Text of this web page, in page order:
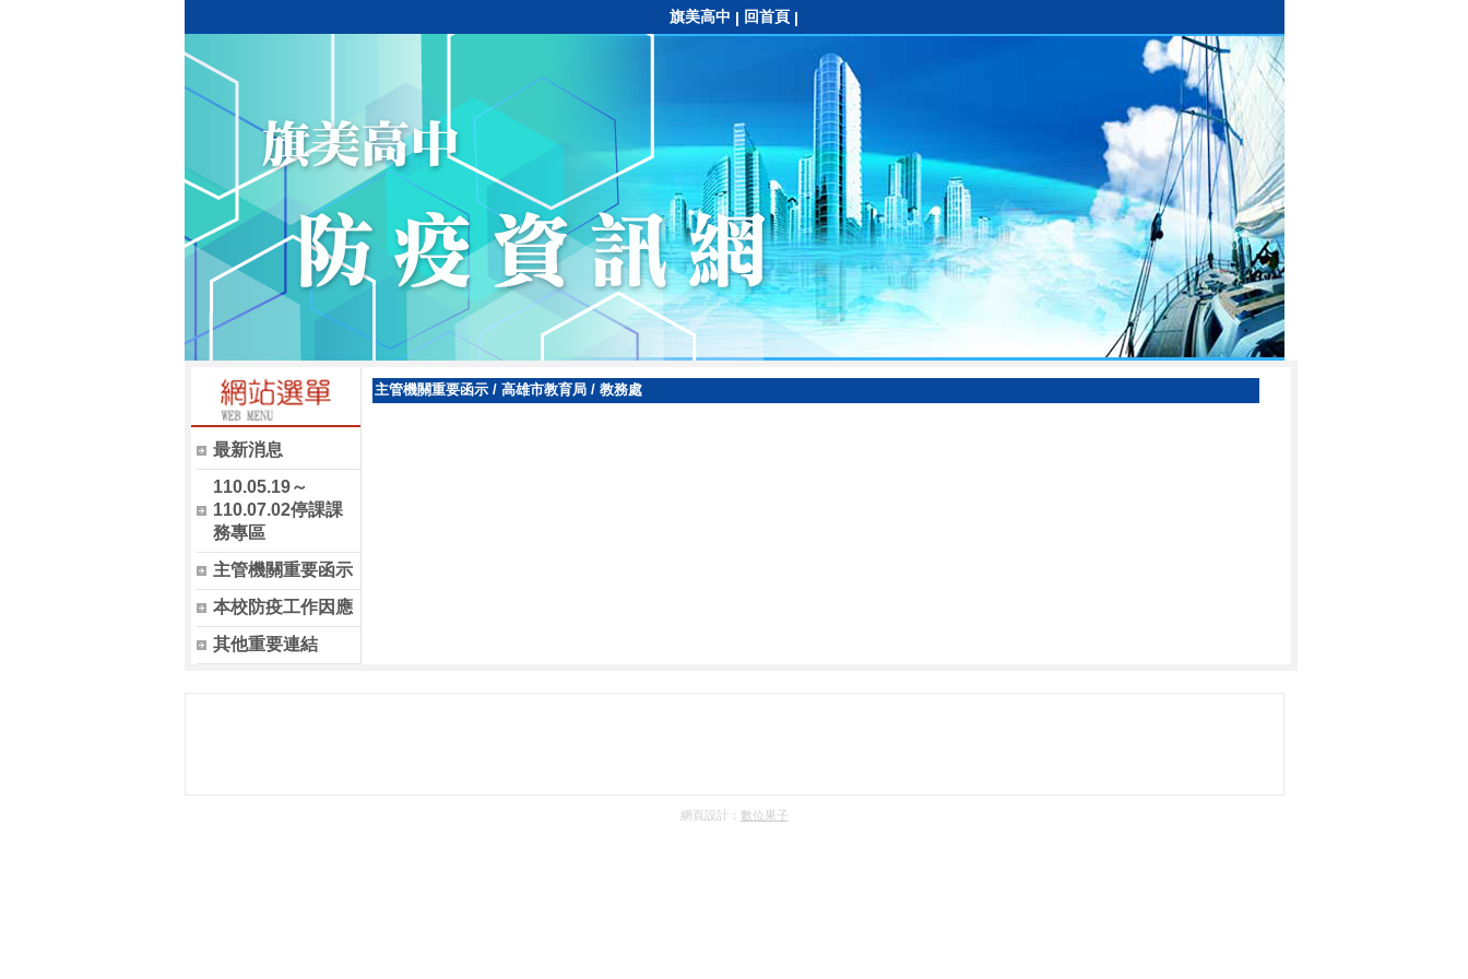
旗美高中 | 回首頁 |
最新消息
110.05.19～
110.07.02停課課
務專區
主管機關重要函示
本校防疫工作因應
其他重要連結
主管機關重要函示/ 高雄市教育局/ 教務處
網頁設計： 數位果子